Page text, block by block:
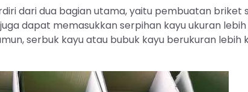
dari dua bagian utama, yaitu pembuatan briket
dapat memasukkan serpihan kayu ukuran
serbuk kayu atau bubuk kayu berukuran lebih